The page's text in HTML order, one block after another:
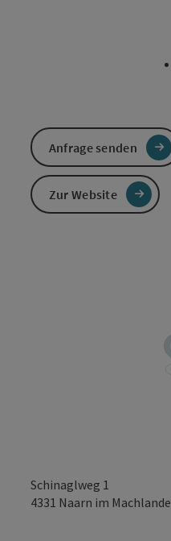
Schinaglweg 1
4331 Naarn im Machlande
Anfrage senden
Zur Website